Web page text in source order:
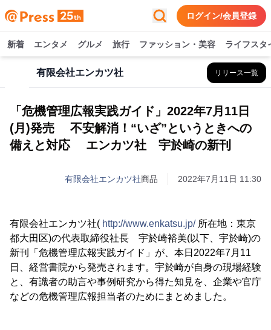
ログイン/会員登録
新着 エンタメ グルメ 旅行 ファッション・美容 ライフスタ
有限会社エンカツ社 リリース一覧
「危機管理広報実践ガイド」2022年7月11日
(月)発売 不安解消！“いざ”というときへの
備えと対応 エンカツ社 宇於崎の新刊
有限会社エンカツ社商品 2022年7月11日 11:30
有限会社エンカツ社( http://www.enkatsu.jp/所在地：東京
都大田区)の代表取締役社長 宇於崎裕美(以下、宇於崎)の
新刊「危機管理広報実践ガイド」が、本日2022年7月11
日、経営書院から発売されます。宇於崎が自身の現場経験
と、有識者の助言や事例研究から得た知見を、企業や官庁
などの危機管理広報担当者のためにまとめました。